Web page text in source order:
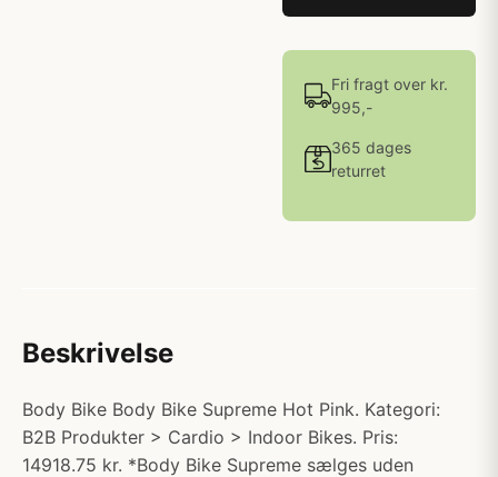
Fri fragt over kr.
995,-
365 dages
returret
Beskrivelse
Body Bike Body Bike Supreme Hot Pink. Kategori:
B2B Produkter > Cardio > Indoor Bikes. Pris:
14918.75 kr. *Body Bike Supreme sælges uden